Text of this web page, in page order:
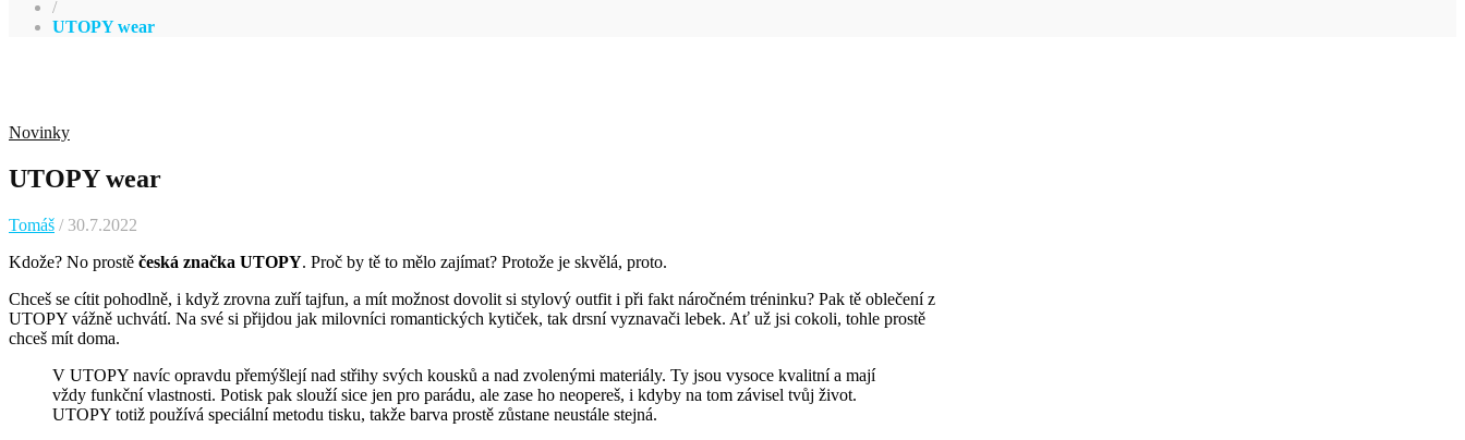
/
UTOPY wear
Novinky
UTOPY wear
Tomáš / 30.7.2022
Kdože? No prostě česká značka UTOPY. Proč by tě to mělo zajímat? Protože je skvělá, proto.
Chceš se cítit pohodlně, i když zrovna zuří tajfun, a mít možnost dovolit si stylový outfit i při fakt náročném tréninku? Pak tě oblečení z
UTOPY vážně uchvátí. Na své si přijdou jak milovníci romantických kytiček, tak drsní vyznavači lebek. Ať už jsi cokoli, tohle prostě
chceš mít doma.
V UTOPY navíc opravdu přemýšlejí nad střihy svých kousků a nad zvolenými materiály. Ty jsou vysoce kvalitní a mají
vždy funkční vlastnosti. Potisk pak slouží sice jen pro parádu, ale zase ho neopereš, i kdyby na tom závisel tvůj život.
UTOPY totiž používá speciální metodu tisku, takže barva prostě zůstane neustále stejná.